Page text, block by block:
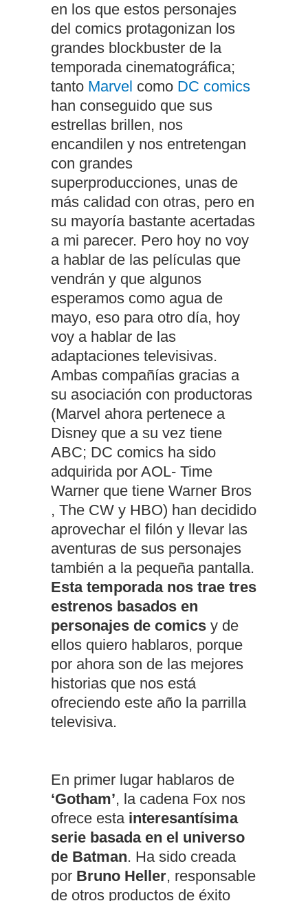
en los que estos personajes
del comics protagonizan los
grandes blockbuster de la
temporada cinematográfica;
tanto Marvel como DC comics
han conseguido que sus
estrellas brillen, nos
encandilen y nos entretengan
con grandes
superproducciones, unas de
más calidad con otras, pero en
su mayoría bastante acertadas
a mi parecer. Pero hoy no voy
a hablar de las películas que
vendrán y que algunos
esperamos como agua de
mayo, eso para otro día, hoy
voy a hablar de las
adaptaciones televisivas.
Ambas compañías gracias a
su asociación con productoras
(Marvel ahora pertenece a
Disney que a su vez tiene
ABC; DC comics ha sido
adquirida por AOL- Time
Warner que tiene Warner Bros
, The CW y HBO) han decidido
aprovechar el filón y llevar las
aventuras de sus personajes
también a la pequeña pantalla.
Esta temporada nos trae tres
estrenos basados en
personajes de comics y de
ellos quiero hablaros, porque
por ahora son de las mejores
historias que nos está
ofreciendo este año la parrilla
televisiva.
En primer lugar hablaros de
‘Gotham’, la cadena Fox nos
ofrece esta interesantísima
serie basada en el universo
de Batman. Ha sido creada
por Bruno Heller, responsable
de otros productos de éxito